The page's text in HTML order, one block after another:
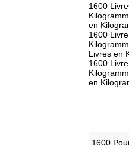
1600
en
1600
Livres en
1600
en
‎1600